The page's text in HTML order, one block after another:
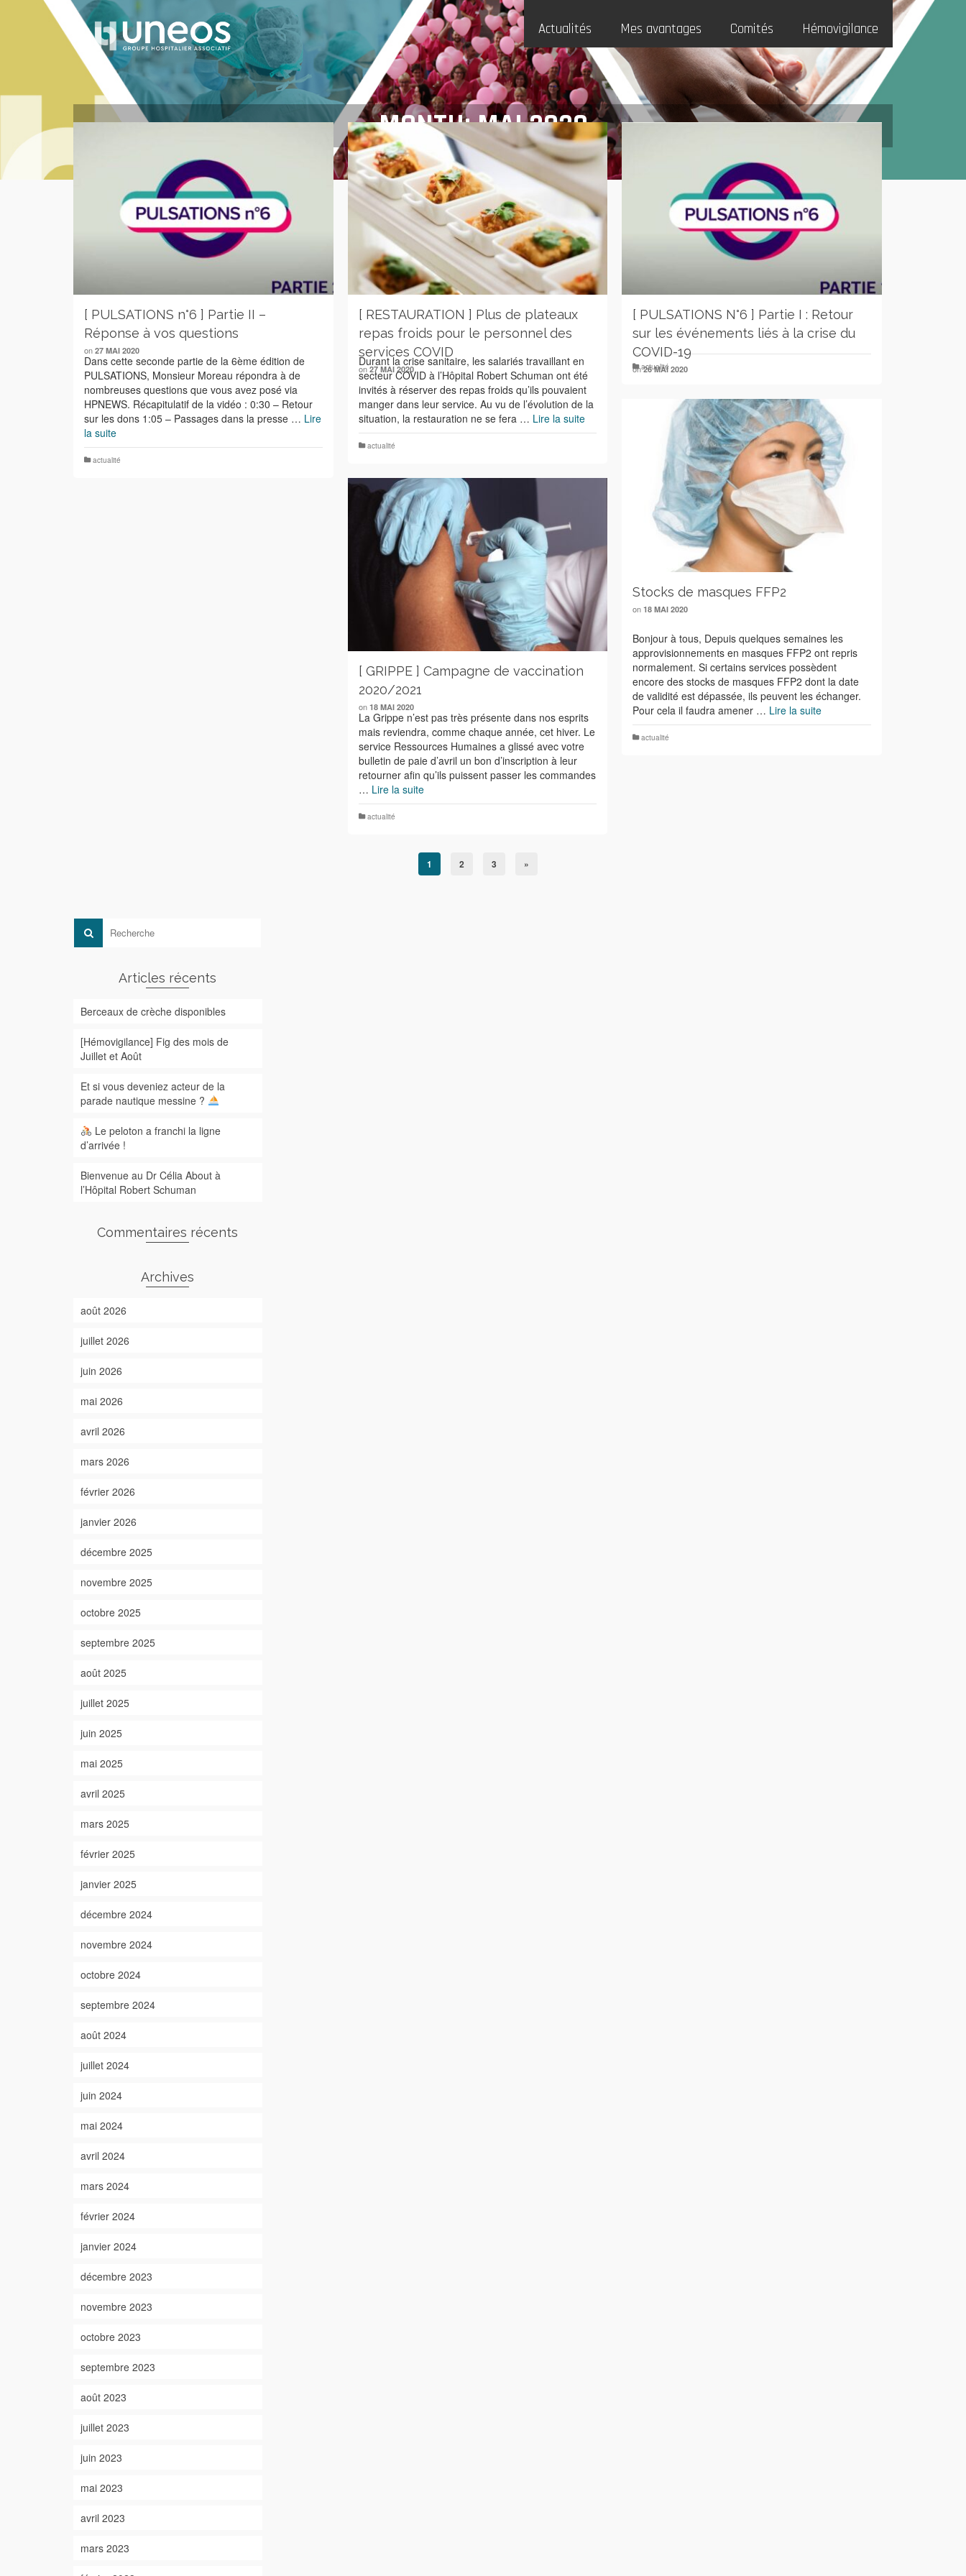
Actualités Mes avantages Comités Hémovigilance
MONTH: MAI 2020
[ PULSATIONS n°6 ] Partie II –
Réponse à vos questions
on 27 MAI 2020
Dans cette seconde partie de la 6ème édition de
PULSATIONS, Monsieur Moreau répondra à de
nombreuses questions que vous avez posé via
HPNEWS. Récapitulatif de la vidéo : 0:30 – Retour
sur les dons 1:05 – Passages dans la presse … Lire
la suite
actualité
[ RESTAURATION ] Plus de plateaux
repas froids pour le personnel des
services COVID
on27 MAI 2020
Durant la crise sanitaire, les salariés travaillant en
secteur COVID à l’Hôpital Robert Schuman ont été
invités à réserver des repas froids qu’ils pouvaient
manger dans leur service. Au vu de l’évolution de la
situation, la restauration ne se fera … Lire la suite
actualité
[ PULSATIONS N°6 ] Partie I : Retour
sur les événements liés à la crise du
COVID-19
on26 MAI 2020
actualité
Stocks de masques FFP2
on18 MAI 2020
Bonjour à tous, Depuis quelques semaines les
approvisionnements en masques FFP2 ont repris
normalement. Si certains services possèdent
encore des stocks de masques FFP2 dont la date
de validité est dépassée, ils peuvent les échanger.
Pour cela il faudra amener … Lire la suite
actualité
[ GRIPPE ] Campagne de vaccination
2020/2021
on 18 MAI 2020
La Grippe n’est pas très présente dans nos esprits
mais reviendra, comme chaque année, cet hiver. Le
service Ressources Humaines a glissé avec votre
bulletin de paie d’avril un bon d’inscription à leur
retourner afin qu’ils puissent passer les commandes
… Lire la suite
actualité
1 2 3 »
Articles récents
Berceaux de crèche disponibles
[Hémovigilance] Fig des mois de
Juillet et Août
Et si vous deveniez acteur de la
parade nautique messine ?
Le peloton a franchi la ligne
d’arrivée !
Bienvenue au Dr Célia About à
l’Hôpital Robert Schuman
Commentaires récents
Archives
août 2026
juillet 2026
juin 2026
mai 2026
avril 2026
mars 2026
février 2026
janvier 2026
décembre 2025
novembre 2025
octobre 2025
septembre 2025
août 2025
juillet 2025
juin 2025
mai 2025
avril 2025
mars 2025
février 2025
janvier 2025
décembre 2024
novembre 2024
octobre 2024
septembre 2024
août 2024
juillet 2024
juin 2024
mai 2024
avril 2024
mars 2024
février 2024
janvier 2024
décembre 2023
novembre 2023
octobre 2023
septembre 2023
août 2023
juillet 2023
juin 2023
mai 2023
avril 2023
mars 2023